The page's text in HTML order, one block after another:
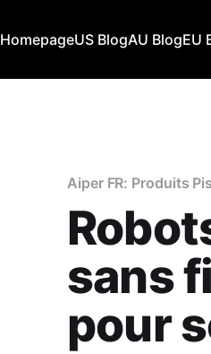
HomepageUS BlogAU BlogEU
Aiper FR: Produits
sans
pour